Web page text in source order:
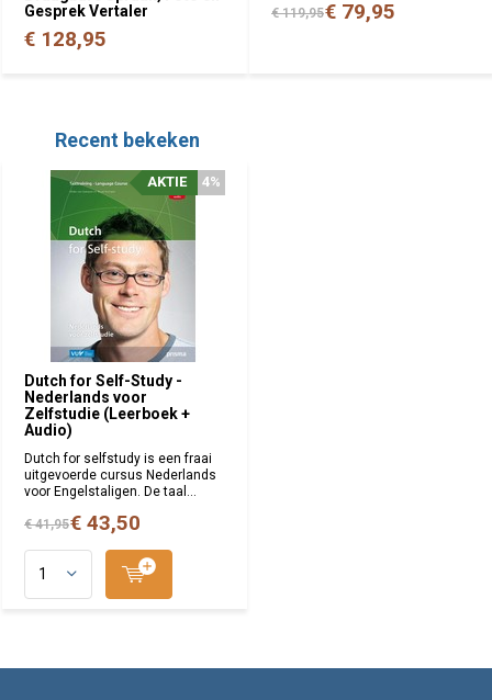
Gesprek Vertaler
€ 128,95
€ 119,95€ 79,95
Recent bekeken
Dutch for Self-Study -
Nederlands voor
Zelfstudie (Leerboek +
Audio)
4%
AKTIE
Dutch for selfstudy is een fraai
uitgevoerde cursus Nederlands
voor Engelstaligen. De taal...
€ 41,95€ 43,50